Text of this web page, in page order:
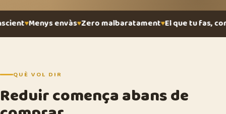
Menys envàs Zero malbaratament El que tu fas,
QUÈ VOL DIR
Reduir comença abans de